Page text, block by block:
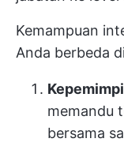
Kemampuan
Anda berbeda
memandu
bersama